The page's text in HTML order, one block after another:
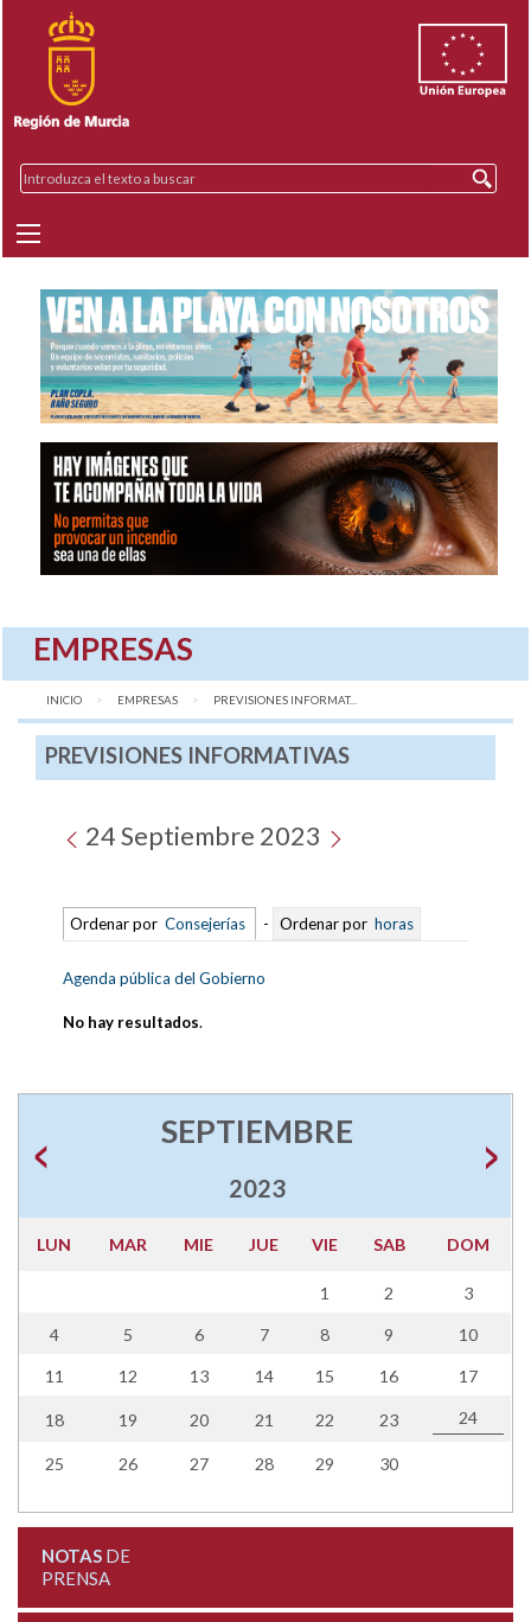
EMPRESAS
INICIO EMPRESAS AQUÍ:
PREVISIONES INFORMAT...
PREVISIONES INFORMATIVAS
24 Septiembre 2023
Ordenar por Consejerías - Ordenar por horas
Agenda pública del Gobierno
No hay resultados.
SEPTIEMBRE
2023
LUN MAR MIE JUE VIE SAB DOM
1 2 3
4 5 6 7 8 9 10
11 12 13 14 15 16 17
18 19 20 21 22 23 24
25 26 27 28 29 30
NOTASDE
PRENSA